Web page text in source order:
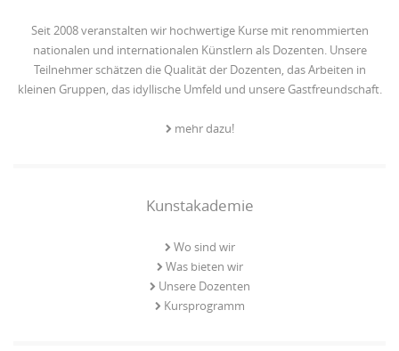
Seit 2008 veranstalten wir hochwertige Kurse mit renommierten
nationalen und internationalen Künstlern als Dozenten. Unsere
Teilnehmer schätzen die Qualität der Dozenten, das Arbeiten in
kleinen Gruppen, das idyllische Umfeld und unsere Gastfreundschaft.
mehr dazu!
Kunstakademie
Wo sind wir
Was bieten wir
Unsere Dozenten
Kursprogramm